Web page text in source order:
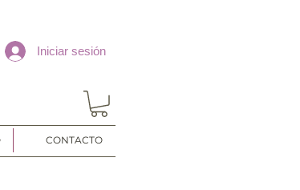
Iniciar sesión
CONTACTO